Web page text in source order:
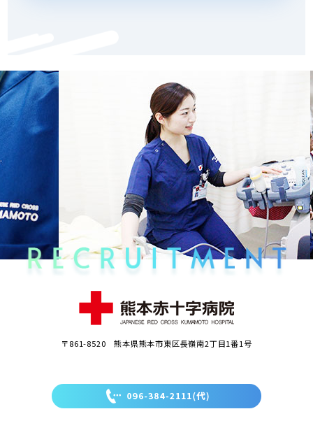
〒861-8520 熊本県熊本市東区長嶺南2丁目1番1号